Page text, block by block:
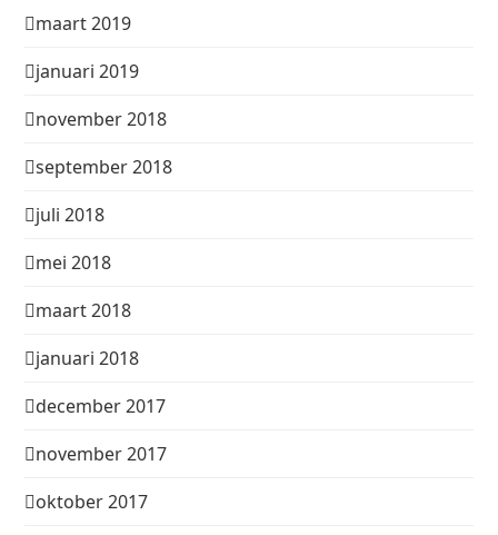
maart 2019
januari 2019
november 2018
september 2018
juli 2018
mei 2018
maart 2018
januari 2018
december 2017
november 2017
oktober 2017